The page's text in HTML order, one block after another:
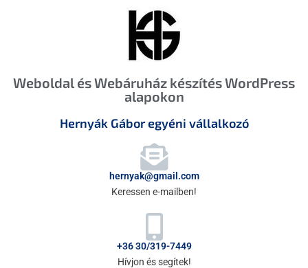
Weboldal és Webáruház készítés WordPress
alapokon
Hernyák Gábor egyéni vállalkozó
hernyak@gmail.com
Keressen e-mailben!
+36 30/319-7449
Hívjon és segítek!